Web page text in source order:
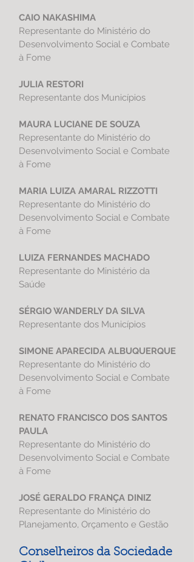
CAIO NAKASHIMA
Representante do Ministério do
Desenvolvimento Social e Combate
à Fome
JULIA RESTORI
Representante dos Municípios
MAURA LUCIANE DE SOUZA
Representante do Ministério do
Desenvolvimento Social e Combate
à Fome
MARIA LUIZA AMARAL RIZZOTTI
Representante do Ministério do
Desenvolvimento Social e Combate
à Fome
LUIZA FERNANDES MACHADO
Representante do Ministério da
Saúde
SÉRGIO WANDERLY DA SILVA
Representante dos Municípios
SIMONE APARECIDA ALBUQUERQUE
Representante do Ministério do
Desenvolvimento Social e Combate
à Fome
RENATO FRANCISCO DOS SANTOS
PAULA
Representante do Ministério do
Desenvolvimento Social e Combate
à Fome
JOSÉ GERALDO FRANÇA DINIZ
Representante do Ministério do
Planejamento, Orçamento e Gestão
Conselheiros da Sociedade